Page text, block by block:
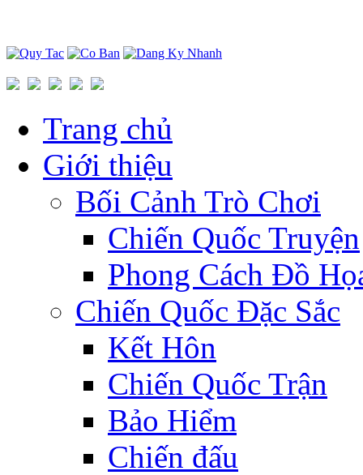
Trang chủ
Giới thiệu
Bối Cảnh Trò Chơi
Chiến Quốc Truyện
Phong Cách Đồ
Chiến Quốc Đặc Sắc
Kết Hôn
Chiến Quốc Trận
Bảo Hiểm
Chiến đấu